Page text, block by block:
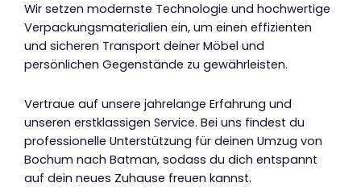
Wir setzen modernste Technologie und hochwertige
Verpackungsmaterialien ein, um einen effizienten
und sicheren Transport deiner Möbel und
persönlichen Gegenstände zu gewährleisten.
Vertraue auf unsere jahrelange Erfahrung und
unseren erstklassigen Service. Bei uns findest du
professionelle Unterstützung für deinen Umzug von
Bochum nach Batman, sodass du dich entspannt
auf dein neues Zuhause freuen kannst.